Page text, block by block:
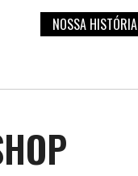
NOSSA HISTÓRIA